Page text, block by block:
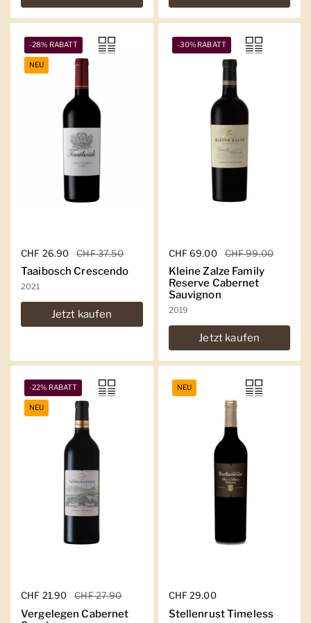
Regulärer Preis
CHF 26.90 Sale-Preis
CHF 37.50
Taaibosch Crescendo
2021
Jetzt kaufen
-28% RABATT
NEU
Regulärer Preis
CHF 69.00 Sale-Preis
CHF 99.00
Kleine Zalze Family
Reserve Cabernet
Sauvignon
2019
Jetzt kaufen
-30% RABATT
Regulärer Preis
CHF 21.90 Sale-Preis
CHF 27.90
Vergelegen Cabernet
-22% RABATT
NEU
Regulärer Preis
CHF 29.00
Stellenrust Timeless
NEU